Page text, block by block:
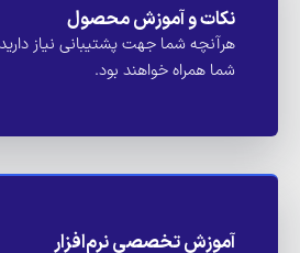
نکات و آموزش محصول
هرآنچه شما جهت پشتیبانی نیاز
شما همراه خواهند بود.
آموزش تخصصی نرم‌افزار